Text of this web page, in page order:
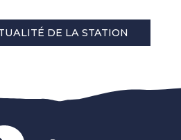
DE LA STATION